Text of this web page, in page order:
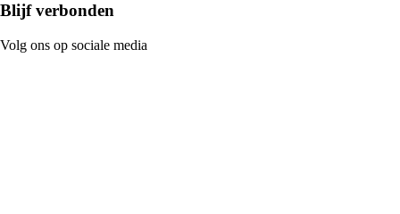
Blijf verbonden
Volg ons op sociale media